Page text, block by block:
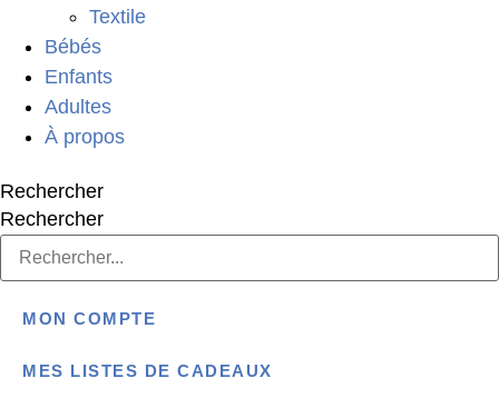
Textile
Bébés
Enfants
Adultes
À propos
Rechercher
Rechercher
MON COMPTE
MES LISTES DE CADEAUX